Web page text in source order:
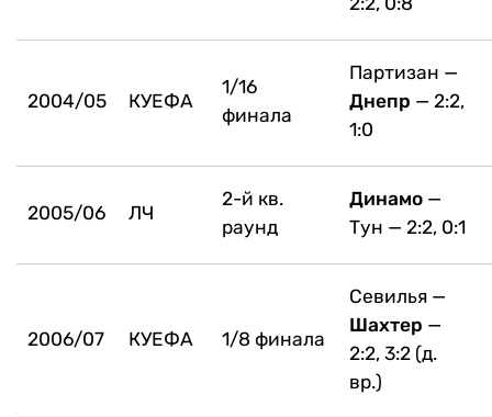
2004/05 КУЕФА
1/16
финала
Партизан —
Днепр — 2:2,
1:0
2005/06 ЛЧ
2-й кв.
раунд
Динамо —
Тун — 2:2, 0:1
2006/07 КУЕФА 1/8 финала
Севилья —
Шахтер —
2:2, 3:2 (д.
вр.)